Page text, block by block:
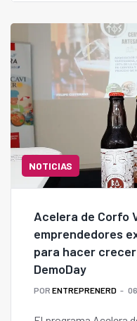
NOTICIAS
Acelera de Corfo
emprendedores
para hacer
DemoDay
POR ENTREPRENERD